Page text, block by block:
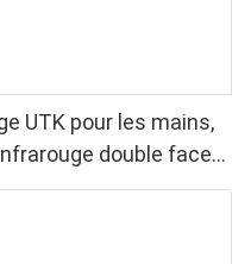
UTK pour les mains,
double face
doigts et aux